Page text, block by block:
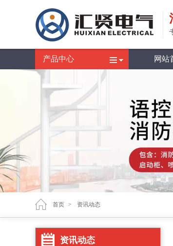
产品中心 网站
首页 > 资讯动态
资讯动态